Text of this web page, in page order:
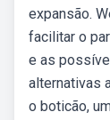
expansão.
facilitar o
e as
alternativas
o boticão,